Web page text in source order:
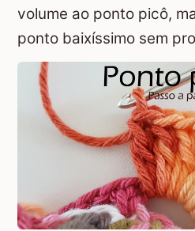
volume ao ponto picô,
ponto baixíssimo sem